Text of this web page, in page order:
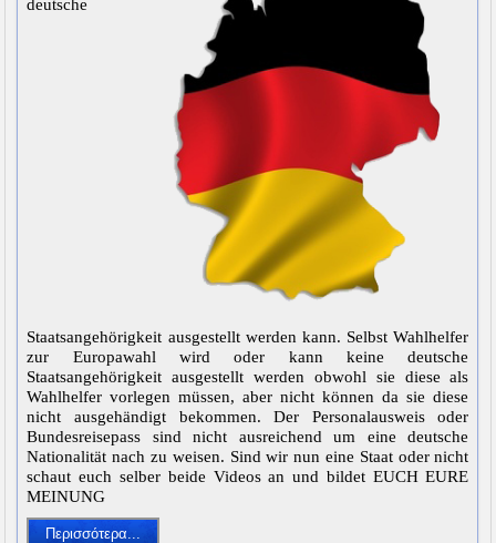
deutsche
Staatsangehörigkeit ausgestellt werden kann. Selbst Wahlhelfer
zur Europawahl wird oder kann keine deutsche
Staatsangehörigkeit ausgestellt werden obwohl sie diese als
Wahlhelfer vorlegen müssen, aber nicht können da sie diese
nicht ausgehändigt bekommen. Der Personalausweis oder
Bundesreisepass sind nicht ausreichend um eine deutsche
Nationalität nach zu weisen. Sind wir nun eine Staat oder nicht
schaut euch selber beide Videos an und bildet EUCH EURE
MEINUNG
Περισσότερα...